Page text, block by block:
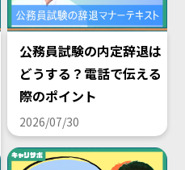
公務員試験の内定辞退は
どうする？電話で伝える
際のポイント
2026/07/30